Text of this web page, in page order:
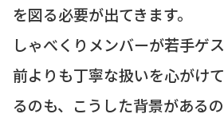
を図る必要が出てきます。
しゃべくりメンバーが若手ゲ
前よりも丁寧な扱いを心がけ
るのも、こうした背景がある